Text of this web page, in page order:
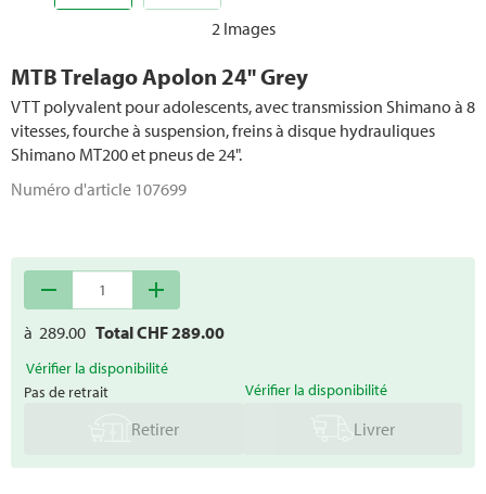
2 Images
MTB Trelago Apolon 24" Grey
VTT polyvalent pour adolescents, avec transmission Shimano à 8
vitesses, fourche à suspension, freins à disque hydrauliques
Shimano MT200 et pneus de 24".
Numéro d'article 107699
remove add
à 289.00 Total CHF289.00
Vérifier la disponibilité
Pas de retrait
Vérifier la disponibilité
Retirer Livrer